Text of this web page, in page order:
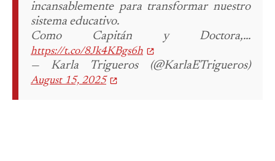
incansablemente para transformar nuestro
sistema educativo.
Como Capitán y Doctora,…
https://t.co/8Jk4KBgs6h
— Karla Trigueros (@KarlaETrigueros)
August 15, 2025